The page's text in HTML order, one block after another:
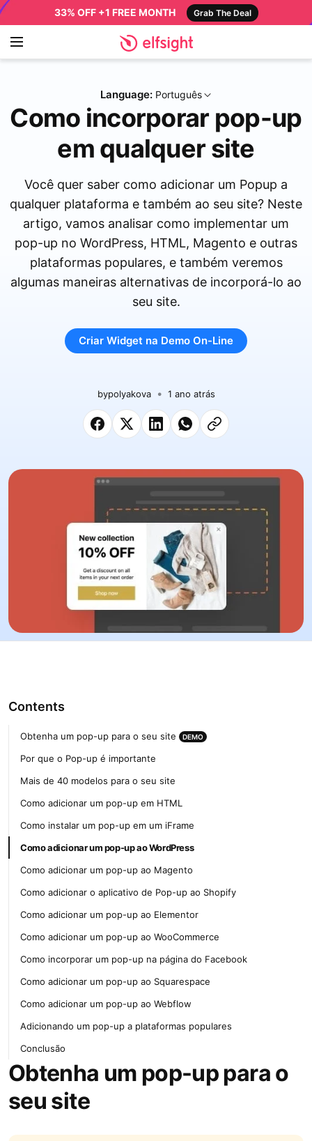
33% OFF +1 FREE MONTH Grab The Deal
Language: Português
Como incorporar pop-up
em qualquer site
Você quer saber como adicionar um Popup a
qualquer plataforma e também ao seu site? Neste
artigo, vamos analisar como implementar um
pop-up no WordPress, HTML, Magento e outras
plataformas populares, e também veremos
algumas maneiras alternativas de incorporá-lo ao
seu site.
Criar Widget na Demo On-Line
bypolyakova 1 ano atrás
Obtenha um pop-up para o
seu site
Contents
Obtenha um pop-up para o seu site DEMO
Por que o Pop-up é importante
Mais de 40 modelos para o seu site
Como adicionar um pop-up em HTML
Como instalar um pop-up em um iFrame
Como adicionar um pop-up ao WordPress
Como adicionar um pop-up ao Magento
Como adicionar o aplicativo de Pop-up ao Shopify
Como adicionar um pop-up ao Elementor
Como adicionar um pop-up ao WooCommerce
Como incorporar um pop-up na página do Facebook
Como adicionar um pop-up ao Squarespace
Como adicionar um pop-up ao Webflow
Adicionando um pop-up a plataformas populares
Conclusão